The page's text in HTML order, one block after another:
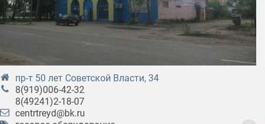
пр-т 50 лет Советской Власти, 34
8(919)006-42-32
8(49241)2-18-07
centrtreyd@bk.ru